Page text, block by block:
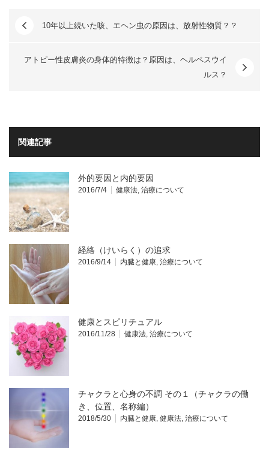
10年以上続いた咳、エヘン虫の原因は、放射性物質？？
アトピー性皮膚炎の身体的特徴は？原因は、ヘルペスウイ
ルス？
関連記事
外的要因と内的要因
2016/7/4 健康法, 治療について
経絡（けいらく）の追求
2016/9/14 内臓と健康, 治療について
健康とスピリチュアル
2016/11/28 健康法, 治療について
チャクラと心身の不調 その１（チャクラの働
き、位置、名称編）
2018/5/30 内臓と健康, 健康法, 治療について